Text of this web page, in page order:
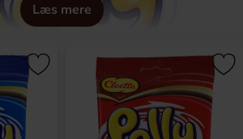
Læs mere
skumtoppe dragéret med en lødig